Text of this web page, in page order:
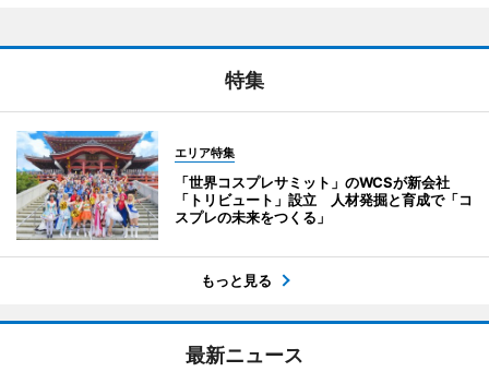
特集
エリア特集
「世界コスプレサミット」のWCSが新会社
「トリビュート」設立 人材発掘と育成で「コ
スプレの未来をつくる」
もっと見る
最新ニュース